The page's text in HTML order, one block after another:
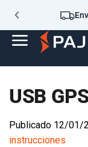
USB
Publicado 12/01/
instrucciones